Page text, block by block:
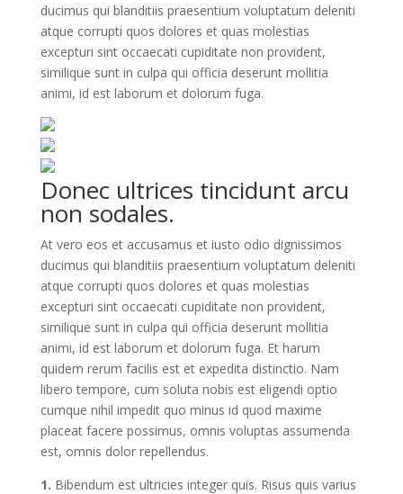
ducimus qui blanditiis praesentium voluptatum deleniti
atque corrupti quos dolores et quas molestias
excepturi sint occaecati cupiditate non provident,
similique sunt in culpa qui officia deserunt mollitia
animi, id est laborum et dolorum fuga.
Donec ultrices tincidunt arcu
non sodales.
At vero eos et accusamus et iusto odio dignissimos
ducimus qui blanditiis praesentium voluptatum deleniti
atque corrupti quos dolores et quas molestias
excepturi sint occaecati cupiditate non provident,
similique sunt in culpa qui officia deserunt mollitia
animi, id est laborum et dolorum fuga. Et harum
quidem rerum facilis est et expedita distinctio. Nam
libero tempore, cum soluta nobis est eligendi optio
cumque nihil impedit quo minus id quod maxime
placeat facere possimus, omnis voluptas assumenda
est, omnis dolor repellendus.
1. Bibendum est ultricies integer quis. Risus quis varius